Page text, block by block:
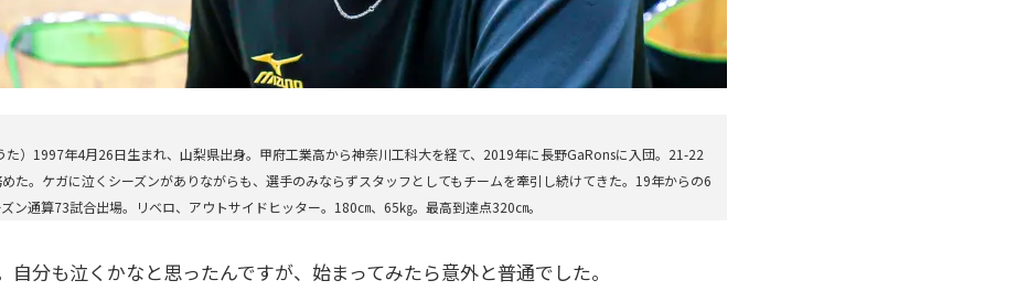
た）1997年4月26日生まれ、山梨県出身。甲府工業高から神奈川工科大を経て、2019年に長野GaRonsに入団。21-22
た。ケガに泣くシーズンがありながらも、選手のみならずスタッフとしてもチームを牽引し続けてきた。19年からの6
ン通算73試合出場。リベロ、アウトサイドヒッター。180㎝、65㎏。最高到達点320㎝。
分も泣くかなと思ったんですが、始まってみたら意外と普通でした。